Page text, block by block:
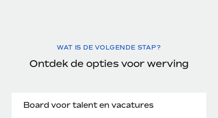
WAT IS DE VOLGENDE STAP?
Ontdek de opties voor werving
Board voor talent en vacatures